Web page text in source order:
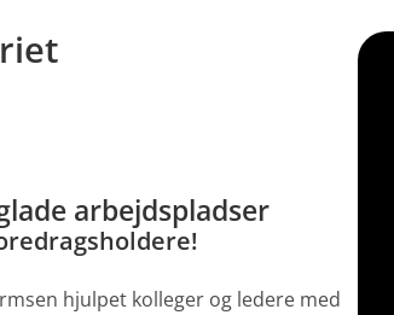
arbejdspladser
hjulpet kolleger og ledere med